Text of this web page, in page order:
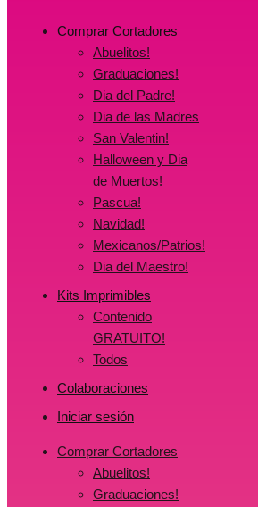
Comprar Cortadores
Abuelitos!
Graduaciones!
Dia del Padre!
Dia de las Madres
San Valentin!
Halloween y Dia
de Muertos!
Pascua!
Navidad!
Mexicanos/Patrios!
Dia del Maestro!
Kits Imprimibles
Contenido
GRATUITO!
Todos
Colaboraciones
Iniciar sesión
Comprar Cortadores
Abuelitos!
Graduaciones!